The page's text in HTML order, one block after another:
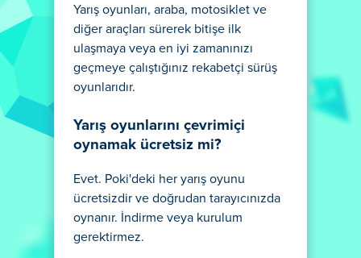
Yarış oyunları, araba, motosiklet ve
diğer araçları sürerek bitişe ilk
ulaşmaya veya en iyi zamanınızı
geçmeye çalıştığınız rekabetçi sürüş
oyunlarıdır.
Yarış oyunlarını çevrimiçi
oynamak ücretsiz mi?
Evet. Poki'deki her yarış oyunu
ücretsizdir ve doğrudan tarayıcınızda
oynanır. İndirme veya kurulum
gerektirmez.